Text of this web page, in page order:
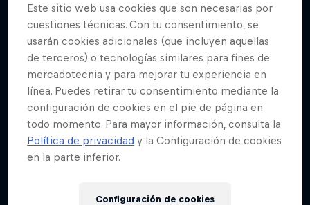
Este sitio web usa cookies que son necesarias por
cuestiones técnicas. Con tu consentimiento, se
usarán cookies adicionales (que incluyen aquellas
de terceros) o tecnologías similares para fines de
mercadotecnia y para mejorar tu experiencia en
línea. Puedes retirar tu consentimiento mediante la
configuración de cookies en el pie de página en
todo momento. Para mayor información, consulta la
Política de privacidad y la Configuración de cookies
en la parte inferior.
Configuración de cookies